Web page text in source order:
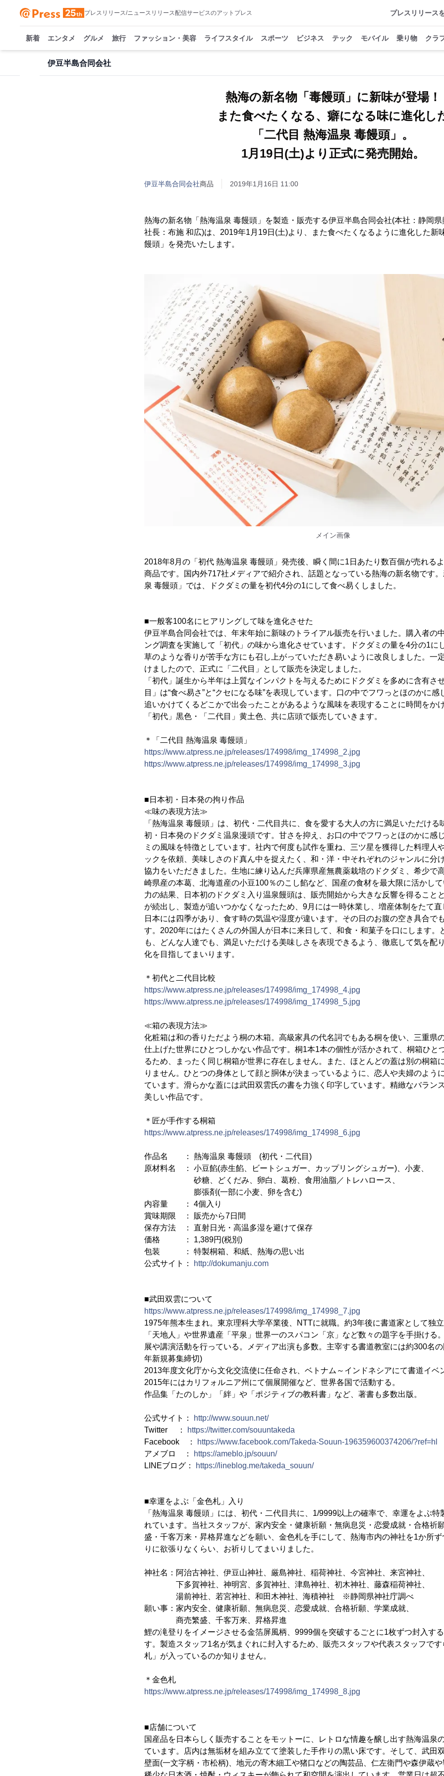
プレスリリース/ニュースリリース配信サービスのアットプレス プレスリリース
新着 エンタメ グルメ 旅行 ファッション・美容 ライフスタイル スポーツ ビジネス テック モバイル 乗り物 クラ
伊豆半島合同会社
熱海の新名物「毒饅頭」に新味が登場！
また食べたくなる、癖になる味に進化し
「二代目 熱海温泉 毒饅頭」。
1月19日(土)より正式に発売開始。
伊豆半島合同会社商品 2019年1月16日 11:00
熱海の新名物「熱海温泉 毒饅頭」を製造・販売する伊豆半島合同会社(本社：静岡
社長：布施 和広)は、2019年1月19日(土)より、また食べたくなるように進化した新
饅頭」を発売いたします。
メイン画像
2018年8月の「初代 熱海温泉 毒饅頭」発売後、瞬く間に1日あたり数百個が売れる
商品です。国内外717社メディアで紹介され、話題となっている熱海の新名物です
泉 毒饅頭」では、ドクダミの量を初代4分の1にして食べ易くしました。
■一般客100名にヒアリングして味を進化させた
伊豆半島合同会社では、年末年始に新味のトライアル販売を行いました。購入者の
ング調査を実施して「初代」の味から進化させています。ドクダミの量を4分の1に
草のような香りが苦手な方にも召し上がっていただき易いように改良しました。一
けましたので、正式に「二代目」として販売を決定しました。
「初代」誕生から半年は上質なインパクトを与えるためにドクダミを多めに含有さ
目」は“食べ易さ”と“クセになる味”を表現しています。口の中でフワっとほのかに感
追いかけてくるどこかで出会ったことがあるような風味を表現することに時間をか
「初代」黒色・「二代目」黄土色、共に店頭で販売していきます。
＊「二代目 熱海温泉 毒饅頭」
https://www.atpress.ne.jp/releases/174998/img_174998_2.jpg
https://www.atpress.ne.jp/releases/174998/img_174998_3.jpg
■日本初・日本発の拘り作品
≪味の表現方法≫
「熱海温泉 毒饅頭」は、初代・二代目共に、食を愛する大人の方に満足いただける
初・日本発のドクダミ温泉漫頭です。甘さを抑え、お口の中でフワっとほのかに感
ミの風味を特徴としています。社内で何度も試作を重ね、三ツ星を獲得した料理人
ックを依頼、美味しさのド真ん中を捉えたく、和・洋・中それぞれのジャンルに分
協力をいただきました。生地に練り込んだ兵庫県産無農薬栽培のドクダミ、希少で
崎県産の本葛、北海道産の小豆100％のこし餡など、国産の食材を最大限に活かし
力の結果、日本初のドクダミ入り温泉饅頭は、販売開始から大きな反響を得ること
が続出し、製造が追いつかなくなったため、9月には一時休業し、増産体制をたて直
日本には四季があり、食す時の気温や湿度が違います。その日のお腹の空き具合で
す。2020年にはたくさんの外国人が日本に来日して、和食・和菓子を口にします。
も、どんな人達でも、満足いただける美味しさを表現できるよう、徹底して気を配
化を目指してまいります。
＊初代と二代目比較
https://www.atpress.ne.jp/releases/174998/img_174998_4.jpg
https://www.atpress.ne.jp/releases/174998/img_174998_5.jpg
≪箱の表現方法≫
化粧箱は和の香りただよう桐の木箱。高級家具の代名詞でもある桐を使い、三重県
仕上げた世界にひとつしかない作品です。桐1本1本の個性が活かされて、桐箱ひと
るため、まったく同じ桐箱が世界に存在しません。また、ほとんどの蓋は別の桐箱
りません。ひとつの身体として顔と胴体が決まっているように、恋人や夫婦のよう
ています。滑らかな蓋には武田双雲氏の書を力強く印字しています。精緻なバラン
美しい作品です。
＊匠が手作する桐箱
https://www.atpress.ne.jp/releases/174998/img_174998_6.jpg
作品名 ： 熱海温泉 毒饅頭 (初代・二代目)
原材料名 ： 小豆餡(赤生餡、ビートシュガー、カップリングシュガー)、小麦、
砂糖、どくだみ、卵白、葛粉、食用油脂／トレハロース、
膨張剤(一部に小麦、卵を含む)
内容量 ： 4個入り
賞味期限 ： 販売から7日間
保存方法 ： 直射日光・高温多湿を避けて保存
価格 ： 1,389円(税別)
包装 ： 特製桐箱、和紙、熱海の思い出
公式サイト：
http://dokumanju.com
■武田双雲について
https://www.atpress.ne.jp/releases/174998/img_174998_7.jpg
1975年熊本生まれ。東京理科大学卒業後、NTTに就職。約3年後に書道家として独
「天地人」や世界遺産「平泉」世界一のスパコン「京」など数々の題字を手掛ける
展や講演活動を行っている。メディア出演も多数。主宰する書道教室には約300名
年新規募集締切)
2013年度文化庁から文化交流使に任命され、ベトナム～インドネシアにて書道イベ
2015年にはカリフォルニア州にて個展開催など、世界各国で活動する。
作品集「たのしか」「絆」や「ポジティブの教科書」など、著書も多数出版。
公式サイト：
http://www.souun.net/
Twitter ：
https://twitter.com/souuntakeda
Facebook ：
https://www.facebook.com/Takeda-Souun-196359600374206/?ref=hl
アメブロ ：
https://ameblo.jp/souun/
LINEブログ：
https://lineblog.me/takeda_souun/
■幸運をよぶ「金色札」入り
「熱海温泉 毒饅頭」には、初代・二代目共に、1/9999以上の確率で、幸運をよぶ特
れています。当社スタッフが、家内安全・健康祈願・無病息災・恋愛成就・合格祈
盛・千客万来・昇格昇進などを願い、金色札を手にして、熱海市内の神社を1か所
りに欲張りなくらい、お祈りしてまいりました。
神社名：阿治古神社、伊豆山神社、厳島神社、稲荷神社、今宮神社、来宮神社、
下多賀神社、神明宮、多賀神社、津島神社、初木神社、藤森稲荷神社、
湯前神社、若宮神社、和田木神社、海積神社 ※静岡県神社庁調べ
願い事：家内安全、健康祈願、無病息災、恋愛成就、合格祈願、学業成就、
商売繁盛、千客万来、昇格昇進
鯉の滝登りをイメージさせる金箔屏風柄、9999個を突破するごとに1枚ずつ封入す
す。製造スタッフ1名が気まぐれに封入するため、販売スタッフや代表スタッフで
札」が入っているのか知りません。
＊金色札
https://www.atpress.ne.jp/releases/174998/img_174998_8.jpg
■店舗について
国産品を日本らしく販売することをモットーに、レトロな情趣を醸し出す熱海温泉
ています。店内は無垢材を組み立てて塗装した手作りの黒い床です。そして、武田
壁面(一文字柄・市松柄)、地元の寄木細工や猪口などの陶芸品、仁左衛門や森伊蔵